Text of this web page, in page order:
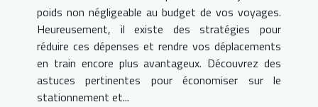
poids non négligeable au budget de vos voyages.
Heureusement, il existe des stratégies pour
réduire ces dépenses et rendre vos déplacements
en train encore plus avantageux. Découvrez des
astuces pertinentes pour économiser sur le
stationnement et...